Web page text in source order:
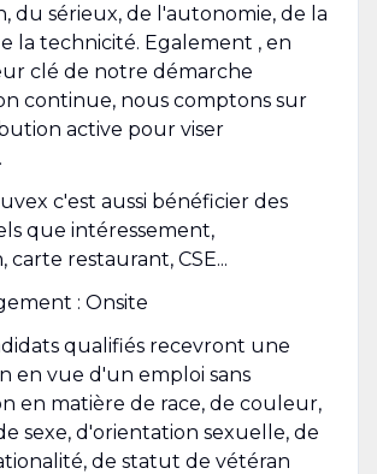
du sérieux, de l'autonomie, de la
la technicité. Egalement , en
clé de notre démarche
continue, nous comptons sur
active pour viser
c'est aussi bénéficier des
que intéressement,
carte restaurant, CSE...
: Onsite
qualifiés recevront une
en vue d'un emploi sans
en matière de race, de couleur,
sexe, d'orientation sexuelle, de
de statut de vétéran